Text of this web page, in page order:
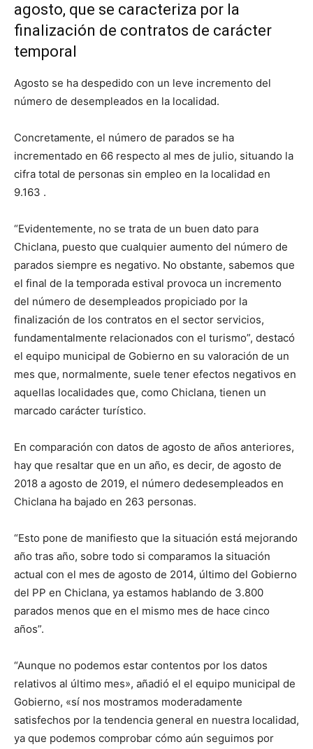
agosto, que se caracteriza por la
finalización de contratos de carácter
temporal
Agosto se ha despedido con un leve incremento del
número de desempleados en la localidad.
Concretamente, el número de parados se ha
incrementado en 66 respecto al mes de julio, situando la
cifra total de personas sin empleo en la localidad en
9.163 .
“Evidentemente, no se trata de un buen dato para
Chiclana, puesto que cualquier aumento del número de
parados siempre es negativo. No obstante, sabemos que
el final de la temporada estival provoca un incremento
del número de desempleados propiciado por la
finalización de los contratos en el sector servicios,
fundamentalmente relacionados con el turismo”, destacó
el equipo municipal de Gobierno en su valoración de un
mes que, normalmente, suele tener efectos negativos en
aquellas localidades que, como Chiclana, tienen un
marcado carácter turístico.
En comparación con datos de agosto de años anteriores,
hay que resaltar que en un año, es decir, de agosto de
2018 a agosto de 2019, el número dedesempleados en
Chiclana ha bajado en 263 personas.
“Esto pone de manifiesto que la situación está mejorando
año tras año, sobre todo si comparamos la situación
actual con el mes de agosto de 2014, último del Gobierno
del PP en Chiclana, ya estamos hablando de 3.800
parados menos que en el mismo mes de hace cinco
años”.
“Aunque no podemos estar contentos por los datos
relativos al último mes», añadió el el equipo municipal de
Gobierno, «sí nos mostramos moderadamente
satisfechos por la tendencia general en nuestra localidad,
ya que podemos comprobar cómo aún seguimos por